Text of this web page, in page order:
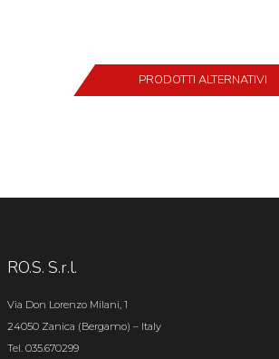
PRODOTTI ALTERNATIVI
RO.S. S.r.l.
Via Don Lorenzo Milani, 1
24050 Zanica (Bergamo) – Italy
Tel. 035.670299